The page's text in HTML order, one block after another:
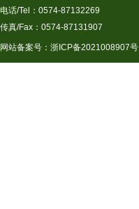
电话/Tel：0574-87132269
传真/Fax：0574-87131907
网站备案号： 浙ICP备2021008907号